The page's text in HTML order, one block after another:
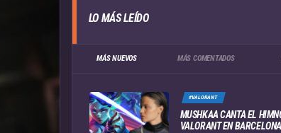
LO MÁS LEÍDO
MÁS NUEVOS MÁS COMENTADOS
#VALORANT
MUSHKAA CANTA EL
VALORANT EN BARCELONA